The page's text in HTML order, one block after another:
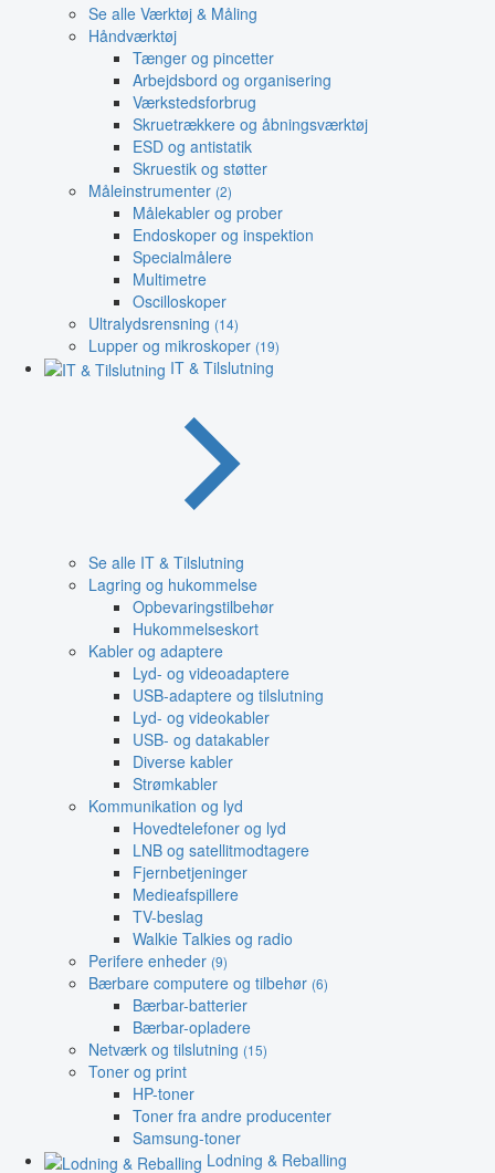
Se alle Værktøj & Måling
Håndværktøj
Tænger og pincetter
Arbejdsbord og organisering
Værkstedsforbrug
Skruetrækkere og åbningsværktøj
ESD og antistatik
Skruestik og støtter
Måleinstrumenter (2)
Målekabler og prober
Endoskoper og inspektion
Specialmålere
Multimetre
Oscilloskoper
Ultralydsrensning (14)
Lupper og mikroskoper (19)
IT & Tilslutning
Se alle IT & Tilslutning
Lagring og hukommelse
Opbevaringstilbehør
Hukommelseskort
Kabler og adaptere
Lyd- og videoadaptere
USB-adaptere og tilslutning
Lyd- og videokabler
USB- og datakabler
Diverse kabler
Strømkabler
Kommunikation og lyd
Hovedtelefoner og lyd
LNB og satellitmodtagere
Fjernbetjeninger
Medieafspillere
TV-beslag
Walkie Talkies og radio
Perifere enheder (9)
Bærbare computere og tilbehør (6)
Bærbar-batterier
Bærbar-opladere
Netværk og tilslutning (15)
Toner og print
HP-toner
Toner fra andre producenter
Samsung-toner
Lodning & Reballing